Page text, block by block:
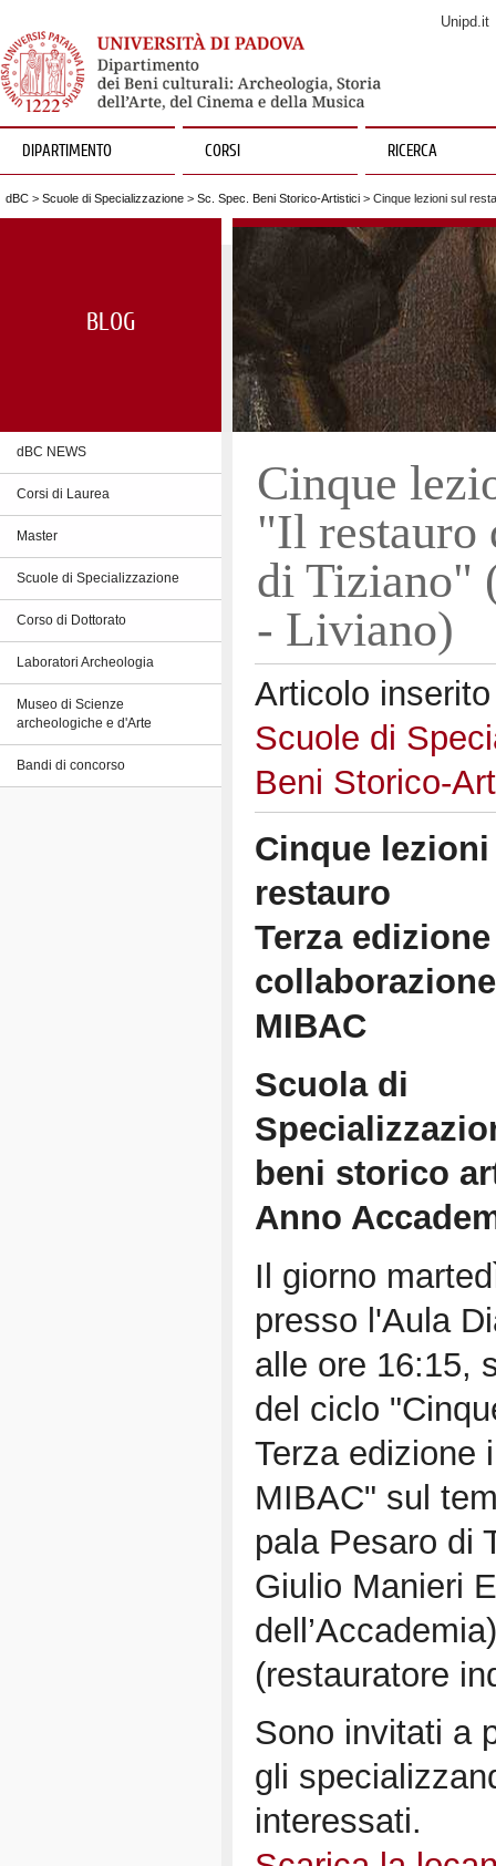
Unipd.it
DIPARTIMENTO CORSI RICERCA
dBC > Scuole di Specializzazione > Sc. Spec. Beni Storico-Artistici > Cinque lezioni sul
BLOG
dBC NEWS
Corsi di Laurea
Master
Scuole di Specializzazione
Corso di Dottorato
Laboratori Archeologia
Museo di Scienze
archeologiche e d'Arte
Bandi di concorso
Cinque
"Il restauro
di Tiziano"
- Liviano)
Articolo
Scuole di
Beni Storico-
Cinque
restauro
Terza
MIBAC
Scuola di
beni storico
Anno
Il giorno
presso l'Aula
alle ore 16:15,
del ciclo
Terza edizione
MIBAC" sul
pala Pesaro di
Giulio Manieri
(restauratore
Sono invitati a
gli
interessati.